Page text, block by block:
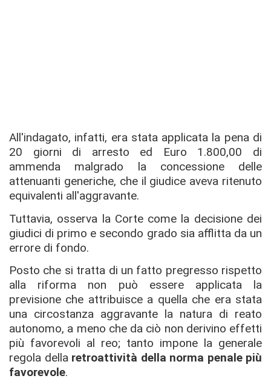
All'indagato, infatti, era stata applicata la pena di
20 giorni di arresto ed Euro 1.800,00 di
ammenda malgrado la concessione delle
attenuanti generiche, che il giudice aveva ritenuto
equivalenti all'aggravante.
Tuttavia, osserva la Corte come la decisione dei
giudici di primo e secondo grado sia afflitta da un
errore di fondo.
Posto che si tratta di un fatto pregresso rispetto
alla riforma non può essere applicata la
previsione che attribuisce a quella che era stata
una circostanza aggravante la natura di reato
autonomo, a meno che da ciò non derivino effetti
più favorevoli al reo; tanto impone la generale
regola della retroattività della norma penale più
favorevole.